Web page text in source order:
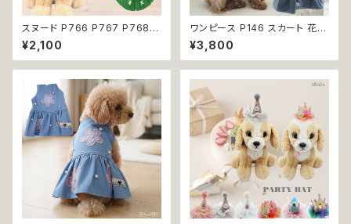
スヌード P766 P767 P768
カチューシャ うさ耳 たれ耳 うさ
みみ ドッグウェア ドッグ ウェア
ドッグウエア 犬 猫 ペット 服 犬
犬 濡れ防止 汚れ防止 返品交換
不可
¥2,100
ワンピース P146 スカート 花
ジャンスカ ドッグウエア ドック
ウェア 犬 猫 犬の服 猫の服 do
g ペット 服 小型犬 かわいい お
返品交換不可
¥3,800